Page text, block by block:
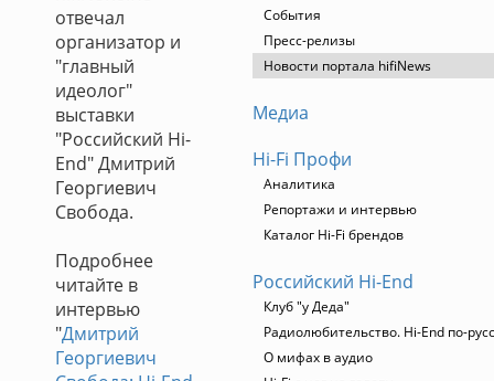
отвечал
организатор и
"главный
идеолог"
выставки
"Российский Hi-
End" Дмитрий
Георгиевич
Свобода.
Подробнее
читайте в
интервью
"Дмитрий
Георгиевич
События
Пресс-релизы
Новости портала hifiNews
Медиа
Hi-Fi Профи
Аналитика
Репортажи и интервью
Каталог Hi-Fi брендов
Российский Hi-End
Клуб "у Деда"
Радиолюбительство. Hi-End по-
О мифах в аудио